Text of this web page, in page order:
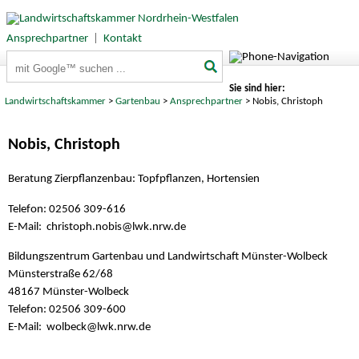
Ansprechpartner|
Kontakt
Sie sind hier:
Landwirtschaftskammer >Gartenbau >Ansprechpartner > Nobis, Christoph
Nobis, Christoph
Beratung Zierpflanzenbau: Topfpflanzen, Hortensien
Telefon: 02506 309-616
E-Mail: christoph.nobis@ lwk.nrw.de
Bildungszentrum Gartenbau und Landwirtschaft Münster-Wolbeck
Münsterstraße 62/68
48167 Münster-Wolbeck
Telefon: 02506 309-600
E-Mail: wolbeck@ lwk.nrw.de